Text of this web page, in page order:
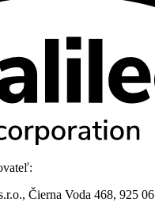
Čierna Voda 468, 925 06